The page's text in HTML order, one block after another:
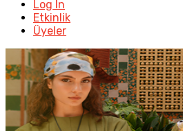
Log In
Etkinlik
Üyeler